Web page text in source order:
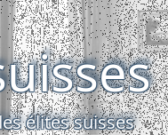
élites suisses